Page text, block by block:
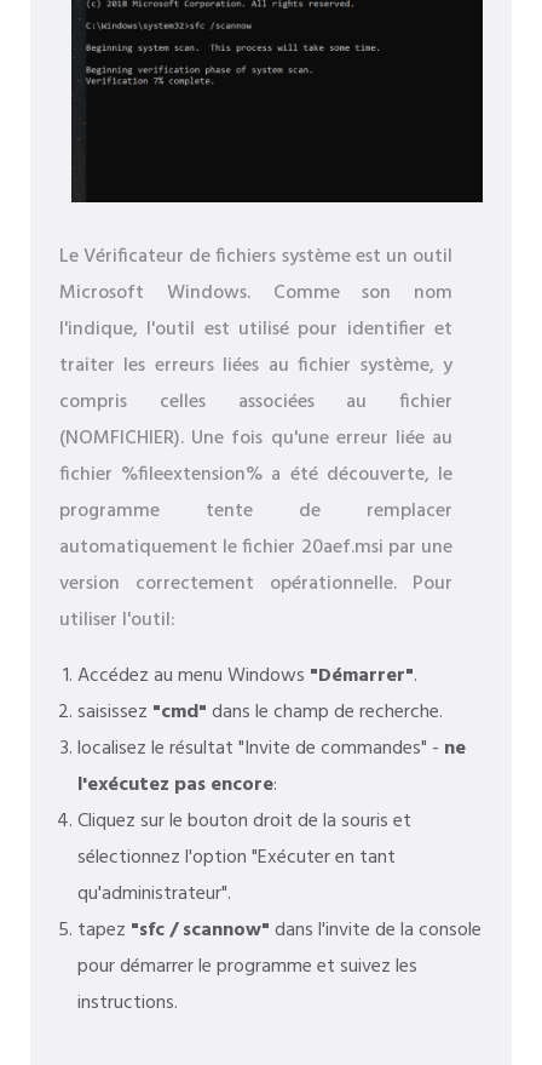
Le Vérificateur de fichiers système est un outil
Microsoft Windows. Comme son nom
l'indique, l'outil est utilisé pour identifier et
traiter les erreurs liées au fichier système, y
compris celles associées au fichier
(NOMFICHIER). Une fois qu'une erreur liée au
fichier %fileextension% a été découverte, le
programme tente de remplacer
automatiquement le fichier 20aef.msi par une
version correctement opérationnelle. Pour
utiliser l'outil:
Accédez au menu Windows "Démarrer".
saisissez "cmd"dans le champ de recherche.
localisez le résultat "Invite de commandes" - ne
l'exécutez pas encore:
Cliquez sur le bouton droit de la souris et
sélectionnez l'option "Exécuter en tant
qu'administrateur".
tapez "sfc / scannow"dans l'invite de la console
pour démarrer le programme et suivez les
instructions.